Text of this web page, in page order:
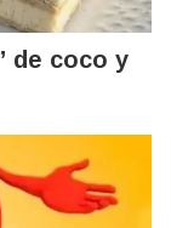
de coco y